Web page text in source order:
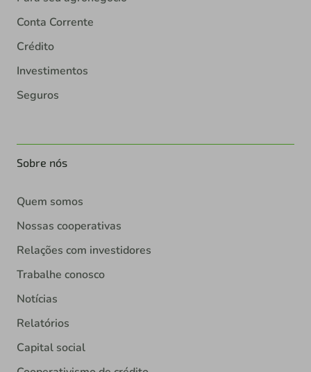
Conta Corrente
Crédito
Investimentos
Seguros
Sobre nós
Quem somos
Nossas cooperativas
Relações com investidores
Trabalhe conosco
Notícias
Relatórios
Capital social